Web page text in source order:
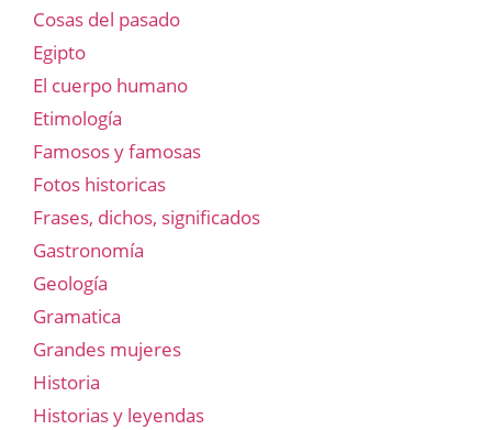
Cosas del pasado
Egipto
El cuerpo humano
Etimología
Famosos y famosas
Fotos historicas
Frases, dichos, significados
Gastronomía
Geología
Gramatica
Grandes mujeres
Historia
Historias y leyendas